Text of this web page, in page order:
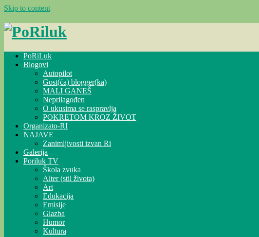
Skip to content
PoRiLuk
Blogovi
Autopilot
Gost(ća) blogger(ka)
MALI GANEŠ
Neprilagođen
O ukusima se raspravlja
POKRETOM KROZ ŽIVOT
Organizato-RI
NAJAVE
Zanimljivosti izvan Ri
Galerija
Poriluk TV
Škola zvuka
Alter (stil života)
Art
Edukacija
Emisije
Glazba
Humor
Kultura